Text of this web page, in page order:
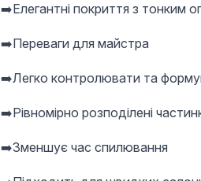
➡️Елегантні покриття з тонким
➡️Переваги для майстра
➡️Легко контролювати та
➡️Рівномірно розподілені
➡️Зменшує час спилювання